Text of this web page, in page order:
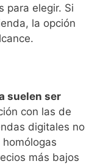
para elegir. Si
la opción
suelen ser
con las de
digitales no
más bajos